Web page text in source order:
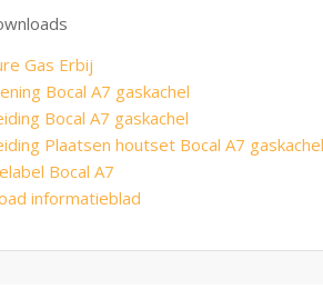
Gas Erbij
Bocal A7 gaskachel
Bocal A7 gaskachel
Plaatsen houtset Bocal A7
Bocal A7
informatieblad